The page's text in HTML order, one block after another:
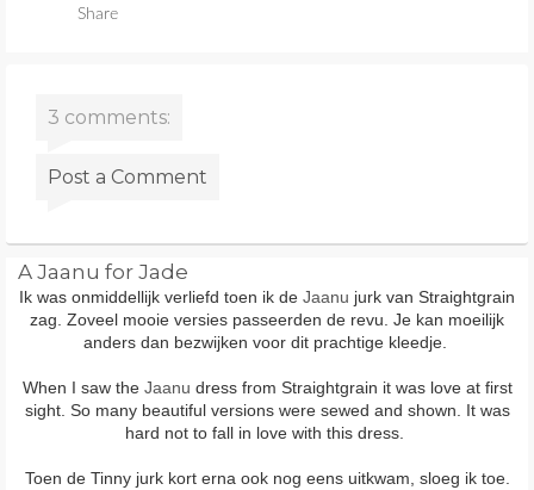
Share
3 comments:
Post a Comment
A Jaanu for Jade
Ik was onmiddellijk verliefd toen ik de Jaanu jurk van Straightgrain
zag. Zoveel mooie versies passeerden de revu. Je kan moeilijk
anders dan bezwijken voor dit prachtige kleedje.
When I saw the Jaanu dress from Straightgrain it was love at first
sight. So many beautiful versions were sewed and shown. It was
hard not to fall in love with this dress.
Toen de Tinny jurk kort erna ook nog eens uitkwam, sloeg ik toe.